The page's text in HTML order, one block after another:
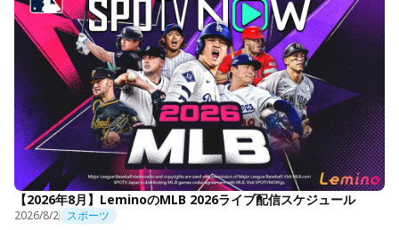
【2026年8月】LeminoのMLB 2026ライブ配信スケジュール
2026/8/2 スポーツ